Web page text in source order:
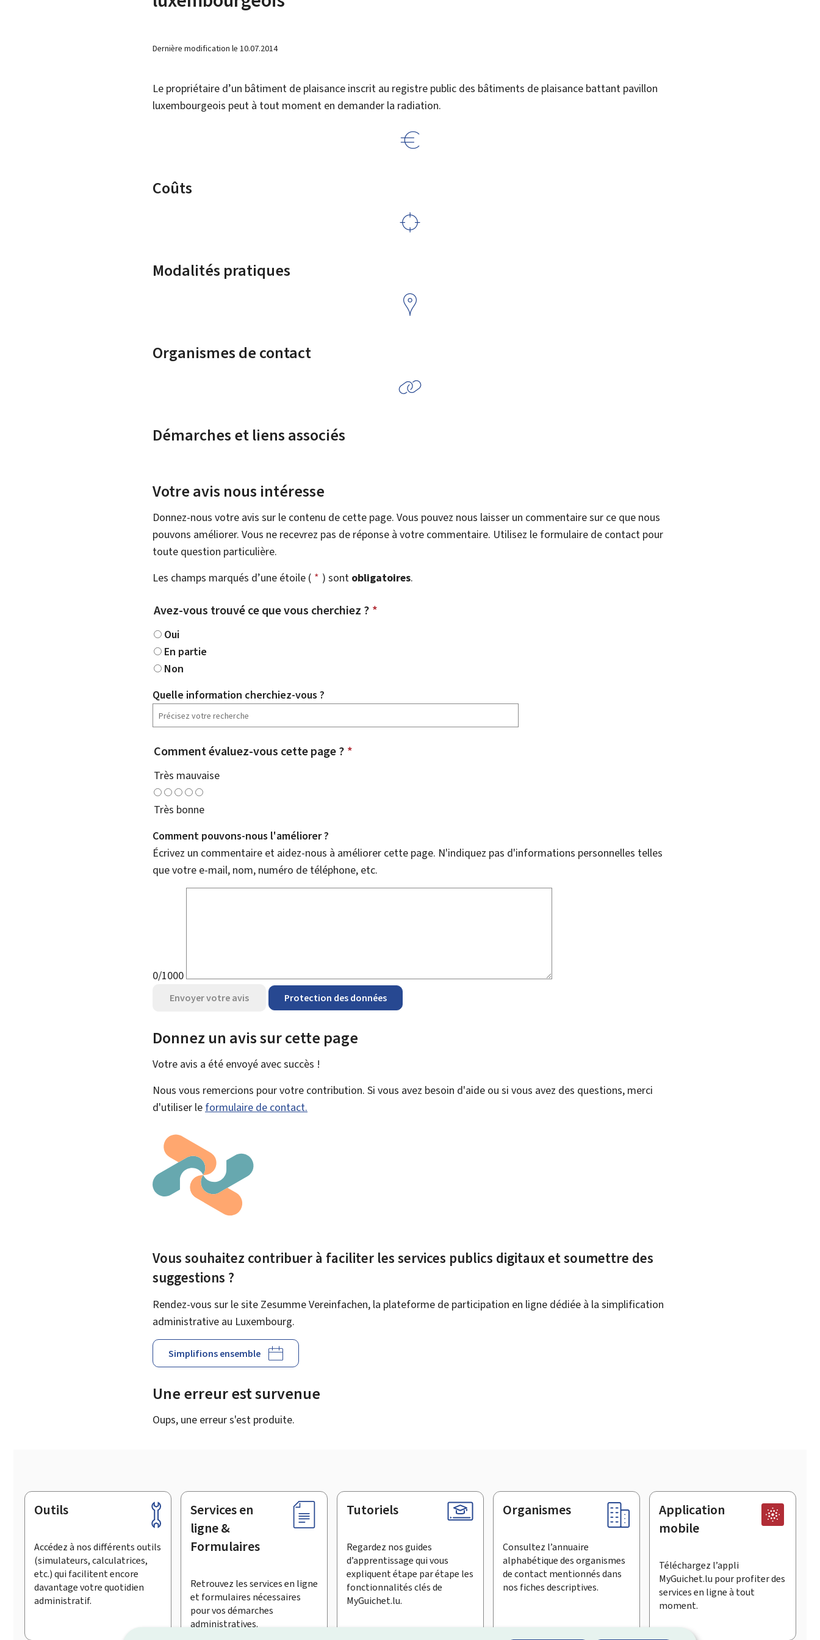
Dernière modification le 10.07.2014
Le propriétaire d’un bâtiment de plaisance inscrit au registre public des bâtiments de plaisance battant pavillon
luxembourgeois peut à tout moment en demander la radiation.
Coûts
Modalités pratiques
Organismes de contact
Démarches et liens associés
Votre avis nous intéresse
Donnez-nous votre avis sur le contenu de cette page. Vous pouvez nous laisser un commentaire sur ce que nous
pouvons améliorer. Vous ne recevrez pas de réponse à votre commentaire. Utilisez le formulaire de contact pour
toute question particulière.
Les champs marqués d’une étoile ( * ) sont obligatoires.
Avez-vous trouvé ce que vous cherchiez ? *
Oui
En partie
Non
Quelle information cherchiez-vous ?
Comment évaluez-vous cette page ? *
Très mauvaise
Très bonne
Comment pouvons-nous l'améliorer ?
Écrivez un commentaire et aidez-nous à améliorer cette page. N'indiquez pas d'informations personnelles telles
que votre e-mail, nom, numéro de téléphone, etc.
0/1000
Envoyer votre avis Protection des données
Donnez un avis sur cette page
Votre avis a été envoyé avecsuccès !
Nous vous remercions pour votre contribution. Si vous avez besoin d'aide ou si vous avez des questions, merci
d'utiliser le formulaire de contact.
Vous souhaitez contribuer à faciliter les services publics digitaux et soumettre des
suggestions ?
Rendez-vous sur le site Zesumme Vereinfachen, la plateforme de participation en ligne dédiée à la simplification
administrative au Luxembourg.
Simplifions ensemble
Une erreur est survenue
Oups, une erreur s'est produite.
Pied
page
Outils
Accédez à nos différents outils
(simulateurs, calculatrices,
etc.) qui facilitent encore
davantage votre quotidien
administratif.
Services en
ligne &
Formulaires
Retrouvez les services en ligne
et formulaires nécessaires
pour vos démarches
administratives.
Tutoriels
Regardez nos guides
d’apprentissage qui vous
expliquent étape par étape les
fonctionnalités clés de
MyGuichet.lu.
Organismes
Consultez l’annuaire
alphabétique des organismes
de contact mentionnés dans
nos fiches descriptives.
Application
mobile
Téléchargez l’appli
MyGuichet.lu pour profiter des
services en ligne à tout
moment.